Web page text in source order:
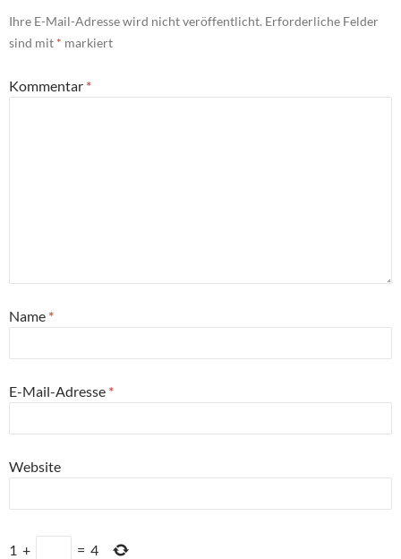
Ihre E-Mail-Adresse wird nicht veröffentlicht. Erforderliche Felder
sind mit * markiert
Kommentar *
Name *
E-Mail-Adresse *
Website
1 + = 4